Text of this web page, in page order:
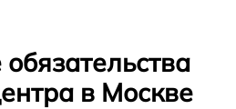
в Москве